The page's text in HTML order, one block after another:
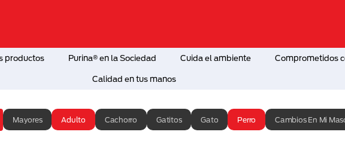
productos Purina® en la Sociedad Cuida el ambiente Comprometidos
Calidad en tus manos
Mayores Adulto Cachorro Gatitos Gato Perro Cambios En Mi